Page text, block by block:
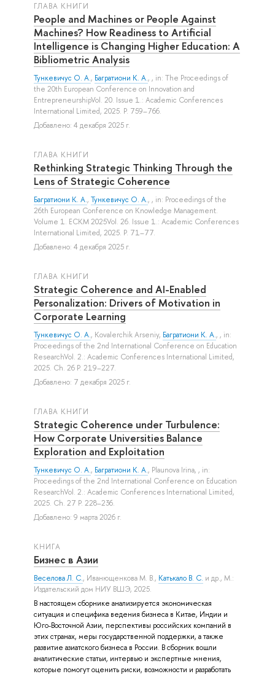
ГЛАВА КНИГИ
People and Machines or People Against
Machines? How Readiness to Artificial
Intelligence is Changing Higher Education: A
Bibliometric Analysis
Тункевичус О. А., Багратиони К. А., , in: The Proceedings of
the 20th European Conference on Innovation and
EntrepreneurshipVol. 20. Issue 1.: Academic Conferences
International Limited, 2025. P. 759–766.
Добавлено: 4 декабря 2025 г.
ГЛАВА КНИГИ
Rethinking Strategic Thinking Through the
Lens of Strategic Coherence
Багратиони К. А., Тункевичус О. А., , in: Proceedings of the
26th European Conference on Knowledge Management.
Volume 1. ECKM 2025Vol. 26. Issue 1.: Academic Conferences
International Limited, 2025. P. 71–77.
Добавлено: 4 декабря 2025 г.
ГЛАВА КНИГИ
Strategic Coherence and AI-Enabled
Personalization: Drivers of Motivation in
Corporate Learning
Тункевичус О. А., Kovalerchik Arseniy, Багратиони К. А., , in:
Proceedings of the 2nd International Conference on Education
ResearchVol. 2.: Academic Conferences International Limited,
2025. Ch. 26 P. 219–227.
Добавлено: 7 декабря 2025 г.
ГЛАВА КНИГИ
Strategic Coherence under Turbulence:
How Corporate Universities Balance
Exploration and Exploitation
Тункевичус О. А., Багратиони К. А., Plaunova Irina, , in:
Proceedings of the 2nd International Conference on Education
ResearchVol. 2.: Academic Conferences International Limited,
2025. Ch. 27 P. 228–236.
Добавлено: 9 марта 2026 г.
КНИГА
Бизнес в Азии
Веселова Л. С., Иванющенкова М. В., Катькало В. С. и др., М.:
Издательский дом НИУ ВШЭ, 2025.
В настоящем сборнике анализируется экономическая
ситуация и специфика ведения бизнеса в Китае, Индии и
Юго-Восточной Азии, перспективы российских компаний в
этих странах, меры государственной поддержки, а также
развитие азиатского бизнеса в России. В сборник вошли
аналитические статьи, интервью и экспертные мнения,
которые помогут оценить риски, возможности и разработать